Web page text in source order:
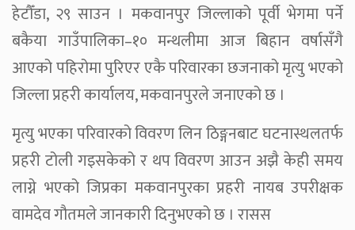
हेटौँडा, २९ साउन । मकवानपुर जिल्लाको पूर्वी भेगमा पर्ने
बकैया गाउँपालिका–१० मन्थलीमा आज बिहान वर्षासँगै
आएको पहिरोमा पुरिएर एकै परिवारका छजनाको मृत्यु भएको
जिल्ला प्रहरी कार्यालय, मकवानपुरले जनाएको छ ।
मृत्यु भएका परिवारको विवरण लिन ठिङ्गनबाट घटनास्थलतर्फ
प्रहरी टोली गइसकेको र थप विवरण आउन अझै केही समय
लाग्ने भएको जिप्रका मकवानपुरका प्रहरी नायब उपरीक्षक
वामदेव गौतमले जानकारी दिनुभएको छ । रासस